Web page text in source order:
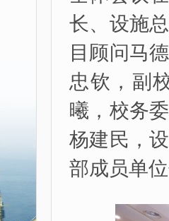
长、设施
目顾问马
忠钦，副
曦，校务
杨建民，
部成员单